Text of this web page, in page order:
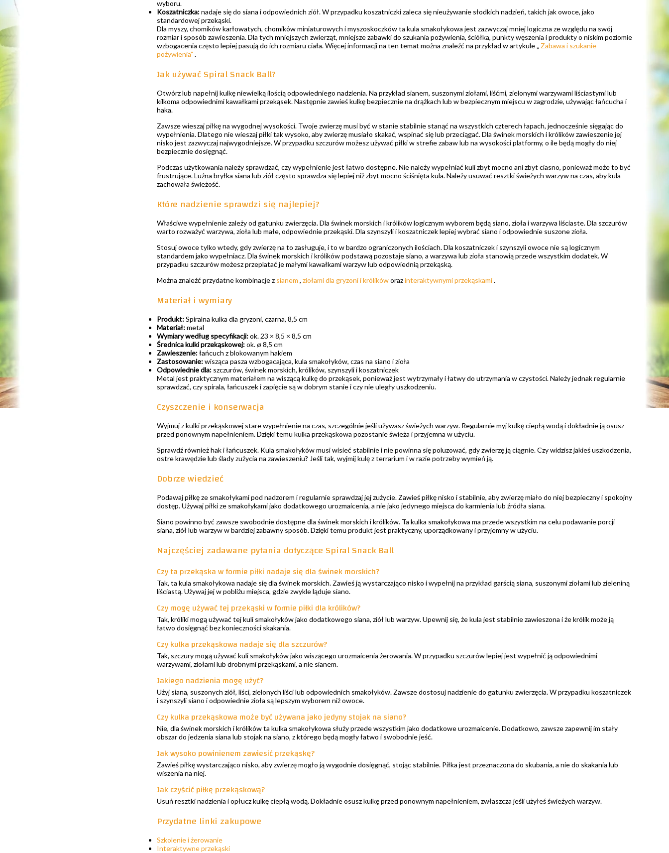
wyboru.
Koszatniczka:nadaje się do siana i odpowiednich ziół. W przypadku koszatniczki zaleca się nieużywanie słodkich nadzień, takich jak owoce, jako
standardowej przekąski.
Dla myszy, chomików karłowatych, chomików miniaturowych i myszoskoczków ta kula smakołykowa jest zazwyczaj mniej logiczna ze względu na swój
rozmiar i sposób zawieszenia. Dla tych mniejszych zwierząt, mniejsze zabawki do szukania pożywienia, ściółka, punkty węszenia i produkty o niskim poziomie
wzbogacenia często lepiej pasują do ich rozmiaru ciała. Więcej informacji na ten temat można znaleźć na przykład w artykule „ Zabawa i szukanie
pożywienia” .
Jak używać Spiral Snack Ball?
Otwórz lub napełnij kulkę niewielką ilością odpowiedniego nadzienia. Na przykład sianem, suszonymi ziołami, liśćmi, zielonymi warzywami liściastymi lub
kilkoma odpowiednimi kawałkami przekąsek. Następnie zawieś kulkę bezpiecznie na drążkach lub w bezpiecznym miejscu w zagrodzie, używając łańcucha i
haka.
Zawsze wieszaj piłkę na wygodnej wysokości. Twoje zwierzę musi być w stanie stabilnie stanąć na wszystkich czterech łapach, jednocześnie sięgając do
wypełnienia. Dlatego nie wieszaj piłki tak wysoko, aby zwierzę musiało skakać, wspinać się lub przeciągać. Dla świnek morskich i królików zawieszenie jej
nisko jest zazwyczaj najwygodniejsze. W przypadku szczurów możesz używać piłki w strefie zabaw lub na wysokości platformy, o ile będą mogły do niej
bezpiecznie dosięgnąć.
Podczas użytkowania należy sprawdzać, czy wypełnienie jest łatwo dostępne. Nie należy wypełniać kuli zbyt mocno ani zbyt ciasno, ponieważ może to być
frustrujące. Luźna bryłka siana lub ziół często sprawdza się lepiej niż zbyt mocno ściśnięta kula. Należy usuwać resztki świeżych warzyw na czas, aby kula
zachowała świeżość.
Które nadzienie sprawdzi się najlepiej?
Właściwe wypełnienie zależy od gatunku zwierzęcia. Dla świnek morskich i królików logicznym wyborem będą siano, zioła i warzywa liściaste. Dla szczurów
warto rozważyć warzywa, zioła lub małe, odpowiednie przekąski. Dla szynszyli i koszatniczek lepiej wybrać siano i odpowiednie suszone zioła.
Stosuj owoce tylko wtedy, gdy zwierzę na to zasługuje, i to w bardzo ograniczonych ilościach. Dla koszatniczek i szynszyli owoce nie są logicznym
standardem jako wypełniacz. Dla świnek morskich i królików podstawą pozostaje siano, a warzywa lub zioła stanowią przede wszystkim dodatek. W
przypadku szczurów możesz przeplatać je małymi kawałkami warzyw lub odpowiednią przekąską.
Można znaleźć przydatne kombinacje z sianem , ziołami dla gryzoni i królikóworazinteraktywnymi przekąskami.
Materiał i wymiary
Produkt:Spiralna kulka dla gryzoni, czarna, 8,5 cm
Materiał:metal
Wymiary według specyfikacji:ok. 23 × 8,5 × 8,5 cm
Średnica kulki przekąskowej:ok. ø 8,5 cm
Zawieszenie:łańcuch z blokowanym hakiem
Zastosowanie:wisząca pasza wzbogacająca, kula smakołyków, czas na siano i zioła
Odpowiednie dla: szczurów, świnek morskich, królików, szynszyli i koszatniczek
Metal jest praktycznym materiałem na wiszącą kulkę do przekąsek, ponieważ jest wytrzymały i łatwy do utrzymania w czystości. Należy jednak regularnie
sprawdzać, czy spirala, łańcuszek i zapięcie są w dobrym stanie i czy nie uległy uszkodzeniu.
Czyszczenie i konserwacja
Wyjmuj z kulki przekąskowej stare wypełnienie na czas, szczególnie jeśli używasz świeżych warzyw. Regularnie myj kulkę ciepłą wodą i dokładnie ją osusz
przed ponownym napełnieniem. Dzięki temu kulka przekąskowa pozostanie świeża i przyjemna w użyciu.
Sprawdź również hak i łańcuszek. Kula smakołyków musi wisieć stabilnie i nie powinna się poluzować, gdy zwierzę ją ciągnie. Czy widzisz jakieś uszkodzenia,
ostre krawędzie lub ślady zużycia na zawieszeniu? Jeśli tak, wyjmij kulę z terrarium i w razie potrzeby wymień ją.
Dobrze wiedzieć
Podawaj piłkę ze smakołykami pod nadzorem i regularnie sprawdzaj jej zużycie. Zawieś piłkę nisko i stabilnie, aby zwierzę miało do niej bezpieczny i spokojny
dostęp. Używaj piłki ze smakołykami jako dodatkowego urozmaicenia, a nie jako jedynego miejsca do karmienia lub źródła siana.
Siano powinno być zawsze swobodnie dostępne dla świnek morskich i królików. Ta kulka smakołykowa ma przede wszystkim na celu podawanie porcji
siana, ziół lub warzyw w bardziej zabawny sposób. Dzięki temu produkt jest praktyczny, uporządkowany i przyjemny w użyciu.
Najczęściej zadawane pytania dotyczące Spiral Snack Ball
Czy ta przekąska w formie piłki nadaje się dla świnek morskich?
Tak, ta kula smakołykowa nadaje się dla świnek morskich. Zawieś ją wystarczająco nisko i wypełnij na przykład garścią siana, suszonymi ziołami lub zieleniną
liściastą. Używaj jej w pobliżu miejsca, gdzie zwykle ląduje siano.
Czy mogę używać tej przekąski w formie piłki dla królików?
Tak, króliki mogą używać tej kuli smakołyków jako dodatkowego siana, ziół lub warzyw. Upewnij się, że kula jest stabilnie zawieszona i że królik może ją
łatwo dosięgnąć bez konieczności skakania.
Czy kulka przekąskowa nadaje się dla szczurów?
Tak, szczury mogą używać kuli smakołyków jako wiszącego urozmaicenia żerowania. W przypadku szczurów lepiej jest wypełnić ją odpowiednimi
warzywami, ziołami lub drobnymi przekąskami, a nie sianem.
Jakiego nadzienia mogę użyć?
Użyj siana, suszonych ziół, liści, zielonych liści lub odpowiednich smakołyków. Zawsze dostosuj nadzienie do gatunku zwierzęcia. W przypadku koszatniczek
i szynszyli siano i odpowiednie zioła są lepszym wyborem niż owoce.
Czy kulka przekąskowa może być używana jako jedyny stojak na siano?
Nie, dla świnek morskich i królików ta kulka smakołykowa służy przede wszystkim jako dodatkowe urozmaicenie. Dodatkowo, zawsze zapewnij im stały
obszar do jedzenia siana lub stojak na siano, z którego będą mogły łatwo i swobodnie jeść.
Jak wysoko powinienem zawiesić przekąskę?
Zawieś piłkę wystarczająco nisko, aby zwierzę mogło ją wygodnie dosięgnąć, stojąc stabilnie. Piłka jest przeznaczona do skubania, a nie do skakania lub
wiszenia na niej.
Jak czyścić piłkę przekąskową?
Usuń resztki nadzienia i opłucz kulkę ciepłą wodą. Dokładnie osusz kulkę przed ponownym napełnieniem, zwłaszcza jeśli użyłeś świeżych warzyw.
Przydatne linki zakupowe
Szkolenie i żerowanie
Interaktywne przekąski